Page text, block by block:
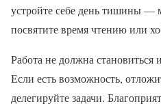
устройте себе день тишины —
посвятите время чтению или
Работа не должна
Если есть возможность,
делегируйте задачи.